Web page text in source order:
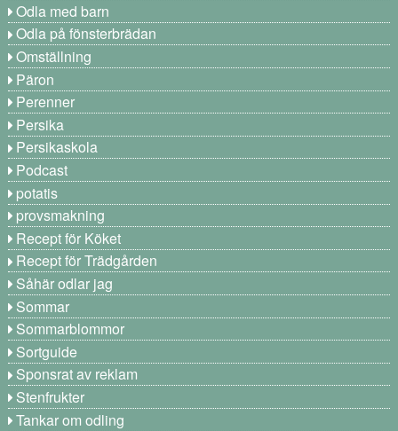
Odla med barn
Odla på fönsterbrädan
Omställning
Päron
Perenner
Persika
Persikaskola
Podcast
potatis
provsmakning
Recept för Köket
Recept för Trädgården
Såhär odlar jag
Sommar
Sommarblommor
Sortguide
Sponsrat av reklam
Stenfrukter
Tankar om odling